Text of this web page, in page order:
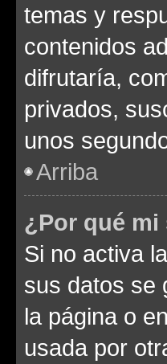
temas y
contenidos
difrutaría,
privados,
unos
Arriba
¿Por qué
Si no activa
sus datos se
la página o
usada por